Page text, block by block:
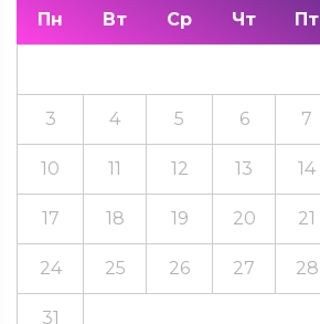
Пн Вт Ср Чт Пт
3 4 5 6 7
10 11 12 13 14
17 18 19 20 21
24 25 26 27 28
31